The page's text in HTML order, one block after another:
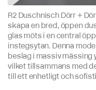
R2 Duschnisch Dörr +
skapa en bred, öppen
glas möts i en central
instegsytan. Denna
beslag i massiv mässing
vilket tillsammans med
till ett enhetligt och